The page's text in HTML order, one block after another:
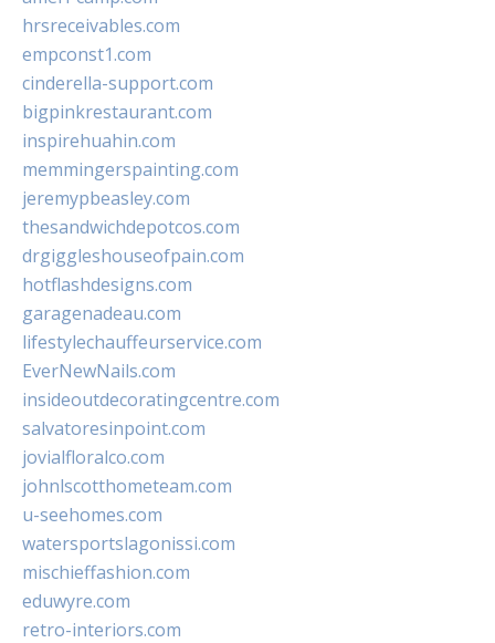
hrsreceivables.com
empconst1.com
cinderella-support.com
bigpinkrestaurant.com
inspirehuahin.com
memmingerspainting.com
jeremypbeasley.com
thesandwichdepotcos.com
drgiggleshouseofpain.com
hotflashdesigns.com
garagenadeau.com
lifestylechauffeurservice.com
EverNewNails.com
insideoutdecoratingcentre.com
salvatoresinpoint.com
jovialfloralco.com
johnlscotthometeam.com
u-seehomes.com
watersportslagonissi.com
mischieffashion.com
eduwyre.com
retro-interiors.com